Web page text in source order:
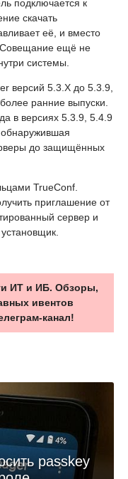
подключается к
скачать
её, и вместо
Совещание ещё не
системы.
версий 5.3.X до 5.3.9,
ранние выпуски.
в версиях 5.3.9, 5.4.9
до защищённых
TrueConf.
приглашение от
сервер и
ИТ и ИБ. Обзоры,
ивентов
канал!
passkey